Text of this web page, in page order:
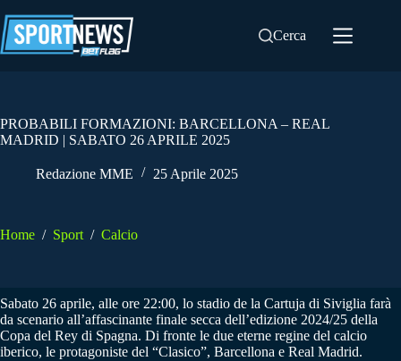
al
contenuto
Cerca
PROBABILI FORMAZIONI: BARCELLONA – REAL
MADRID | SABATO 26 APRILE 2025
Redazione MME 25 Aprile 2025
Home / Sport / Calcio
Sabato 26 aprile, alle ore 22:00, lo stadio de la Cartuja di Siviglia farà
da scenario all’affascinante finale secca dell’edizione 2024/25 della
Copa del Rey di Spagna. Di fronte le due eterne regine del calcio
iberico, le protagoniste del “Clasico”, Barcellona e Real Madrid.